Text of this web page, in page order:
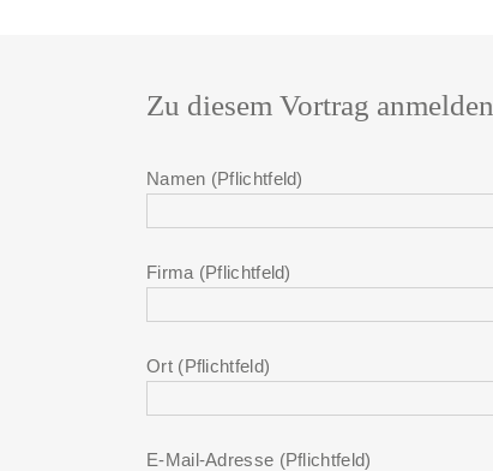
Zu diesem Vortrag anmelden
Namen (Pflichtfeld)
Firma (Pflichtfeld)
Ort (Pflichtfeld)
E-Mail-Adresse (Pflichtfeld)